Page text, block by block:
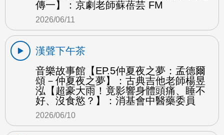
傳一】：京劇老師蘇蓓芸 FM
2026/06/11
漢聲下午茶
音樂故事館【EP.5仲夏夜之夢：孟德爾
頌－仲夏夜之夢】：古典吉他老師楊昱
泓【超豪大雨！竟影響身體頭痛、睡不
好、沒食慾？】：消基會中醫藥委員
2026/06/10